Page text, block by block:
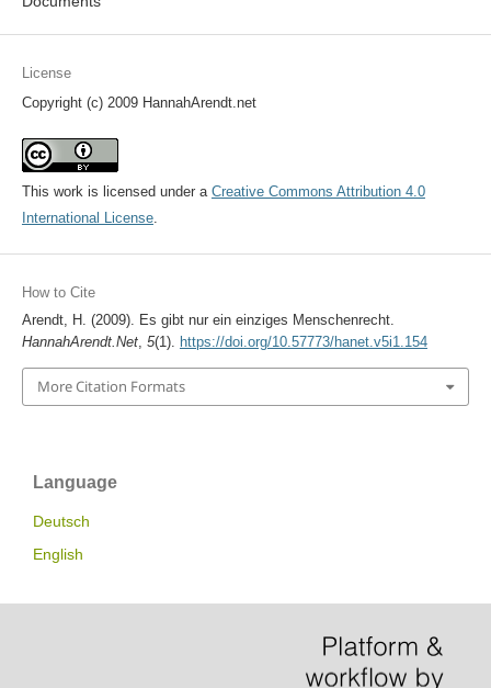
License
Copyright (c) 2009 HannahArendt.net
This work is licensed under a Creative Commons Attribution 4.0
International License.
How to Cite
Arendt, H. (2009). Es gibt nur ein einziges Menschenrecht.
HannahArendt.Net, 5(1). https://doi.org/10.57773/hanet.v5i1.154
More Citation Formats
Language
Deutsch
English